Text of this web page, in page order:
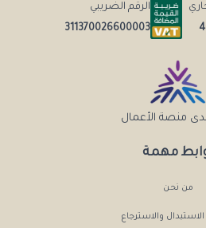
مهمة
من نحن
والاسترجاع
الرقم الضريبي
311370026600003
منصة الأعمال